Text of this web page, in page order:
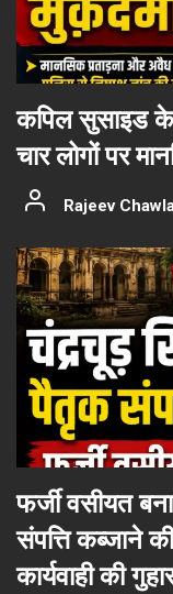
कपिल सुसाइड
चार लोगों पर
Rajeev
फर्जी वसीयत
संपत्ति कब्जाने
कार्यवाही की